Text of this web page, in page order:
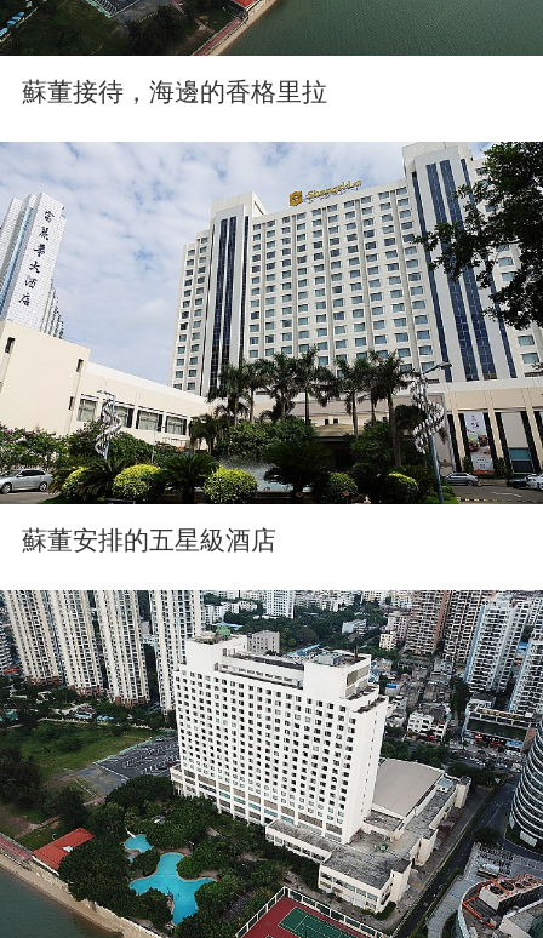
蘇董接待，海邊的香格里拉
蘇董安排的五星級酒店